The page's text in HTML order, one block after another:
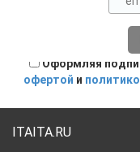
Оформляя
офертой и
ITAITA.RU